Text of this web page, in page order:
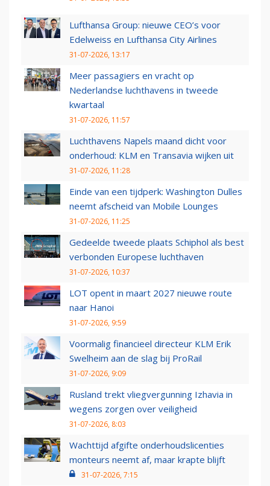
Lufthansa Group: nieuwe CEO’s voor
Edelweiss en Lufthansa City Airlines
31-07-2026, 13:17
Meer passagiers en vracht op
Nederlandse luchthavens in tweede
kwartaal
31-07-2026, 11:57
Luchthavens Napels maand dicht voor
onderhoud: KLM en Transavia wijken uit
31-07-2026, 11:28
Einde van een tijdperk: Washington Dulles
neemt afscheid van Mobile Lounges
31-07-2026, 11:25
Gedeelde tweede plaats Schiphol als best
verbonden Europese luchthaven
31-07-2026, 10:37
LOT opent in maart 2027 nieuwe route
naar Hanoi
31-07-2026, 9:59
Voormalig financieel directeur KLM Erik
Swelheim aan de slag bij ProRail
31-07-2026, 9:09
Rusland trekt vliegvergunning Izhavia in
wegens zorgen over veiligheid
31-07-2026, 8:03
Wachttijd afgifte onderhoudslicenties
monteurs neemt af, maar krapte blijft
31-07-2026, 7:15